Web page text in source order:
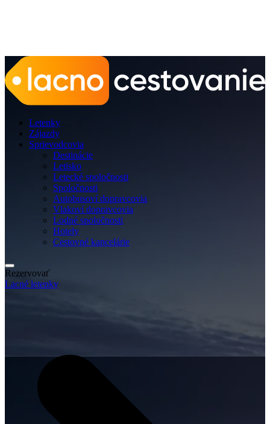
Letenky
Zájazdy
Sprievodcovia
Destinácie
Letisko
Letecké spoločnosti
Spoločnosti
Autobusoví dopravcovia
Vlakoví dopravcovia
Lodné spoločnosti
Hotely
Cestovné kancelárie
Rezervovať
Lacné letenky